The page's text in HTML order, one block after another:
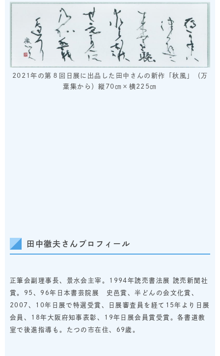
2021年の第８回日展に出品した田中さんの新作「秋風」（万
葉集から）縦70㎝×横225㎝
田中徹夫さんプロフィール
正筆会副理事長、景水会主宰。1994年読売書法展 読売新聞社
賞。95、96年日本書芸院展 史邑賞、半どんの会文化賞、
2007、10年日展で特選受賞、日展審査員を経て15年より日展
会員、18年大阪府知事表彰、19年日展会員賞受賞。各書道教
室で後進指導も。たつの市在住、69歳。